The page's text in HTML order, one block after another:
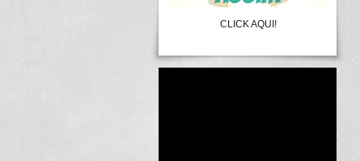
CLICK AQUI!